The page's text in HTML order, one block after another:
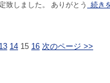
致しました。 ありがとう 続き
13 14 15 16 次のページ >>